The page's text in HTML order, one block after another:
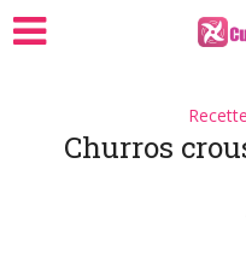
Churros